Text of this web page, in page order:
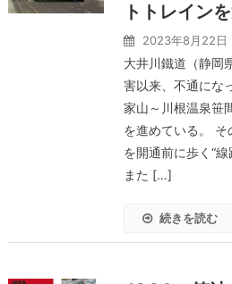
トトレイン
2023年8月22日
大井川鐵道（静岡
害以来、不通にな
家山～川根温泉笹
を進めている。
を開通前に歩く“線
また […]
続きを読む